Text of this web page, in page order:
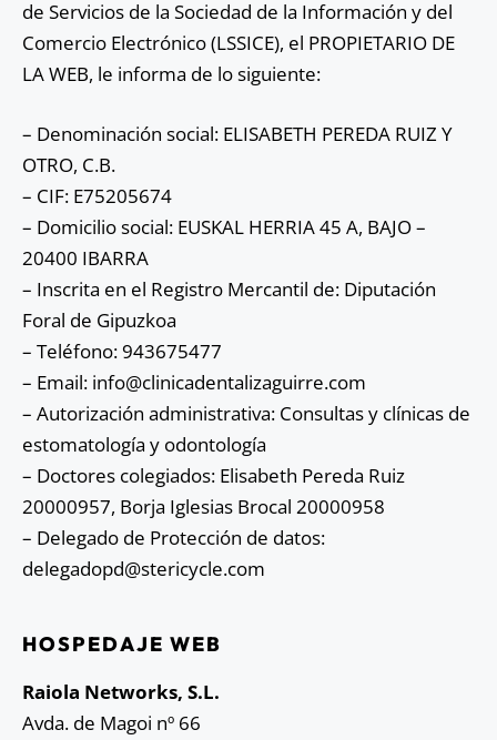
de Servicios de la Sociedad de la Información y del
Comercio Electrónico (LSSICE), el PROPIETARIO DE
LA WEB, le informa de lo siguiente:
– Denominación social: ELISABETH PEREDA RUIZ Y
OTRO, C.B.
– CIF: E75205674
– Domicilio social: EUSKAL HERRIA 45 A, BAJO –
20400 IBARRA
– Inscrita en el Registro Mercantil de: Diputación
Foral de Gipuzkoa
– Teléfono: 943675477
– Email: info@clinicadentalizaguirre.com
– Autorización administrativa: Consultas y clínicas de
estomatología y odontología
– Doctores colegiados: Elisabeth Pereda Ruiz
20000957, Borja Iglesias Brocal 20000958
– Delegado de Protección de datos:
delegadopd@stericycle.com
HOSPEDAJE WEB
Raiola Networks, S.L.
Avda. de Magoi nº 66